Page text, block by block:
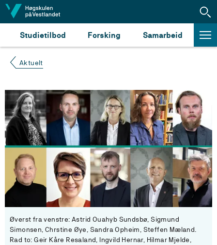
Hopp til innhald
Studietilbod Forsking Samarbeid
Aktuelt
Øverst fra venstre: Astrid Ouahyb Sundsbø, Sigmund
Simonsen, Chrstine Øye, Sandra Opheim, Steffen Mæland.
Rad to: Geir Kåre Resaland, Ingvild Hernar, Hilmar Mjelde,